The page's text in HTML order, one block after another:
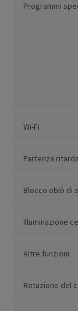
Programmi
Wi-Fi
Partenza
Blocco oblò di
Illuminazione
Altre funzioni
Rotazione del